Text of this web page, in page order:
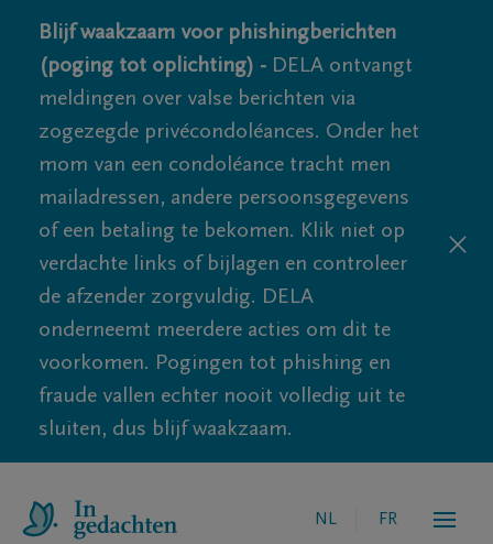
Blijf waakzaam voor phishingberichten
(poging tot oplichting) - DELA ontvangt
meldingen over valse berichten via
zogezegde privécondoléances. Onder het
mom van een condoléance tracht men
mailadressen, andere persoonsgegevens
of een betaling te bekomen. Klik niet op
verdachte links of bijlagen en controleer
de afzender zorgvuldig. DELA
onderneemt meerdere acties om dit te
voorkomen. Pogingen tot phishing en
fraude vallen echter nooit volledig uit te
sluiten, dus blijf waakzaam.
NL FR